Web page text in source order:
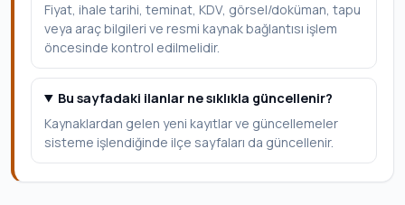
Fiyat, ihale tarihi, teminat, KDV, görsel/doküman, tapu
veya araç bilgileri ve resmi kaynak bağlantısı işlem
öncesinde kontrol edilmelidir.
Bu sayfadaki ilanlar ne sıklıkla güncellenir?
Kaynaklardan gelen yeni kayıtlar ve güncellemeler
sisteme işlendiğinde ilçe sayfaları da güncellenir.